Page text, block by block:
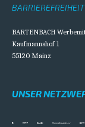
BARRIEREFREIHEIT
BARTENBACH
Kaufmannshof 1
55120 Mainz
UNSER